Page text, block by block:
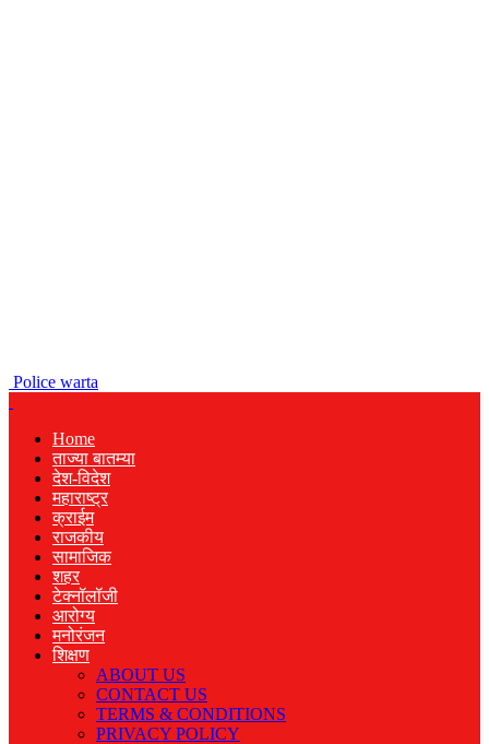
Police warta
Home
ताज्या बातम्या
देश-विदेश
महाराष्ट्र
क्राईम
राजकीय
सामाजिक
शहर
टेक्नॉलॉजी
आरोग्य
मनोरंजन
शिक्षण
ABOUT US
CONTACT US
TERMS & CONDITIONS
PRIVACY POLICY